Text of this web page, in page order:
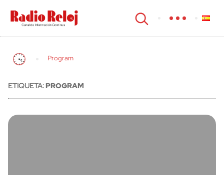
cerrar
Program
ETIQUETA:PROGRAM